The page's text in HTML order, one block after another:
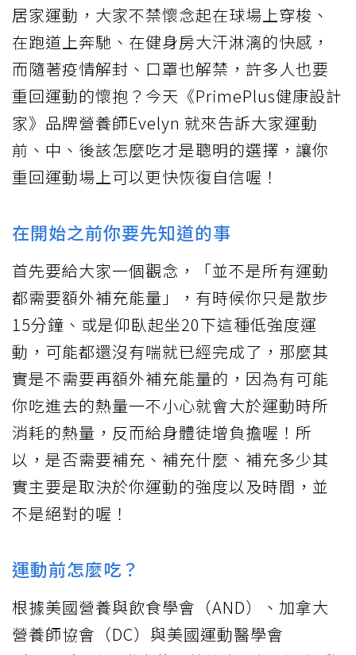
居家運動，大家不禁懷念起在球場上穿梭、
在跑道上奔馳、在健身房大汗淋漓的快感，
而隨著疫情解封、口罩也解禁，許多人也要
重回運動的懷抱？今天《PrimePlus健康設計
家》品牌營養師Evelyn 就來告訴大家運動
前、中、後該怎麼吃才是聰明的選擇，讓你
重回運動場上可以更快恢復自信喔！
在開始之前你要先知道的事
首先要給大家一個觀念，「並不是所有運動
都需要額外補充能量」，有時候你只是散步
15分鐘、或是仰臥起坐20下這種低強度運
動，可能都還沒有喘就已經完成了，那麼其
實是不需要再額外補充能量的，因為有可能
你吃進去的熱量一不小心就會大於運動時所
消耗的熱量，反而給身體徒增負擔喔！所
以，是否需要補充、補充什麼、補充多少其
實主要是取決於你運動的強度以及時間，並
不是絕對的喔！
運動前怎麼吃？
根據美國營養與飲食學會（AND）、加拿大
營養師協會（DC）與美國運動醫學會